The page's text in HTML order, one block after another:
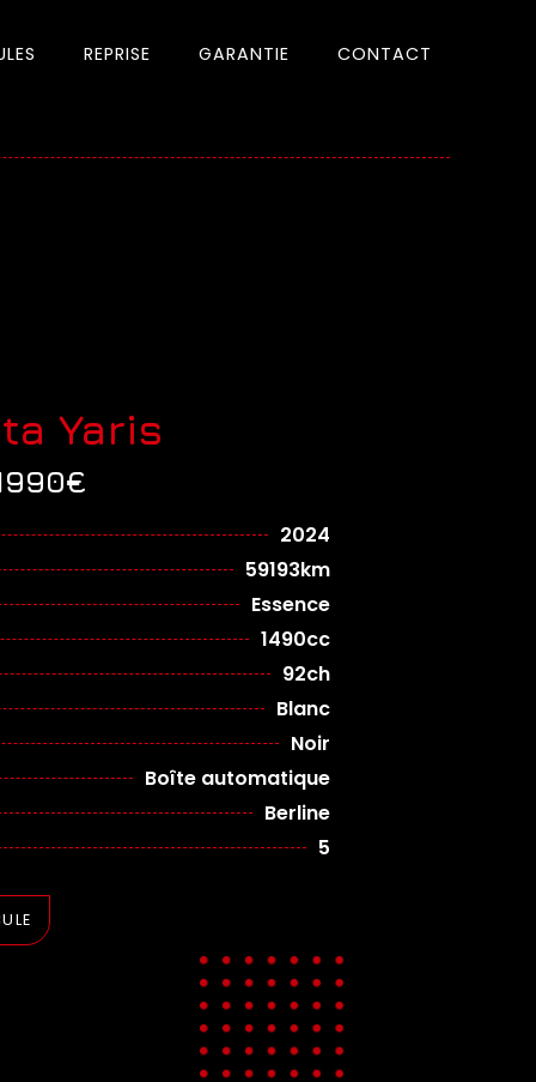
REPRISE GARANTIE CONTACT
Yaris
2024
59193km
Essence
1490cc
92ch
Blanc
Noir
Boîte automatique
Berline
5